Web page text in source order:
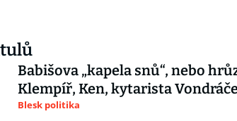
Babišova „kapela snů“, nebo
Klempíř, Ken, kytarista
Blesk politika